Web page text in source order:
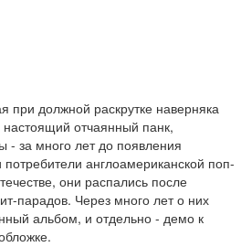
при должной раскрутке наверняка
отчаянный панк,
- за много лет до появления
англоамериканской поп-
они распались после
парадов. Через много лет о них
альбом, и отдельно - демо к